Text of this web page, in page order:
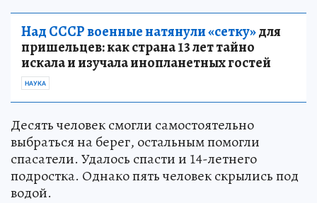
Над СССР военные натянули «сетку»для
пришельцев: как страна 13 лет тайно
искала и изучала инопланетных гостей
НАУКА
Десять человек смогли самостоятельно
выбраться на берег, остальным помогли
спасатели. Удалось спасти и 14-летнего
подростка. Однако пять человек скрылись под
водой.